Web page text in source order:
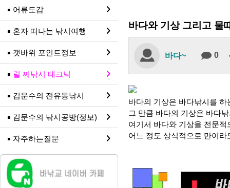
어류도감
혼자 떠나는 낚시여행
갯바위 포인트정보
릴 찌낚시 테크닉
김문수의 전유동낚시
김문수의 낚시공방(정보)
자주하는질문
바다와 기상 그리고 물
바다~ 0
바다의 기상은 바다낚시를
그 만큼 바다의 기상은 바다
여기서 바다와 기상을 전문
어느 정도 상식적으로 만이